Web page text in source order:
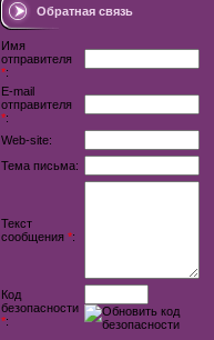
Обратная связь
Имя
отправителя
*:
E-mail
отправителя
*:
Web-site:
Тема письма:
Текст
сообщения *:
Код
безопасности
*: